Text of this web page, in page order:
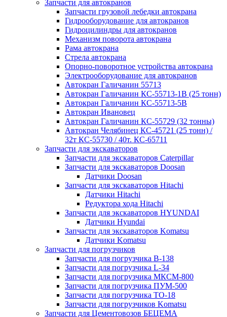
Запчасти для автокранов
Запчасти грузовой лебедки автокрана
Гидрооборудование для автокранов
Гидроцилиндры для автокранов
Механизм поворота автокрана
Рама автокрана
Стрела автокрана
Опорно-поворотное устройства автокрана
Электрооборудование для автокранов
Автокран Галичанин 55713
Автокран Галичанин КС-55713-1В (25 тонн)
Автокран Галичанин КС-55713-5В
Автокран Ивановец
Автокран Галичанин КС-55729 (32 тонны)
Автокран Челябинец КС-45721 (25 тонн) /
32т КС-55730 / 40т. КС-65711
Запчасти для экскаваторов
Запчасти для экскаваторов Caterpillar
Запчасти для экскаваторов Doosan
Датчики Doosan
Запчасти для экскаваторов Hitachi
Датчики Hitachi
Редуктора хода Hitachi
Запчасти для экскаваторов HYUNDAI
Датчики Hyundai
Запчасти для экскаваторов Komatsu
Датчики Komatsu
Запчасти для погрузчиков
Запчасти для погрузчика B-138
Запчасти для погрузчика L-34
Запчасти для погрузчика МКСМ-800
Запчасти для погрузчика ПУМ-500
Запчасти для погрузчика ТО-18
Запчасти для погрузчиков Komatsu
Запчасти для Цементовозов БЕЦЕМА